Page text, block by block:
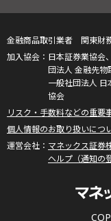
金融商品取引業者 関東財
日本証券業協会
団法人 金融先物
一般社団法人
協会
リスク・手数料などの重要
個人情報のお取り扱いにつ
マネックス証券
ヘルプ（通知の